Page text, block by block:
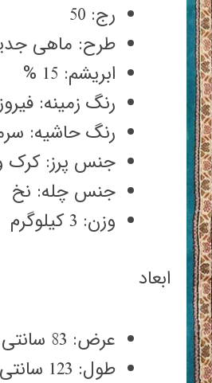
رج: 50
طرح: ماهی
ابریشم: 15 %
رنگ زمینه:
رنگ حاشیه:
جنس پرز: کرک
جنس چله: نخ
وزن: 3 کیلوگرم
ابعاد
عرض: 83 سانتی متر
طول: 123 سانتی متر